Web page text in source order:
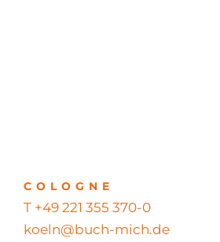
COLOGNE
T +49 221 355 370-0
koeln@buch-mich.de